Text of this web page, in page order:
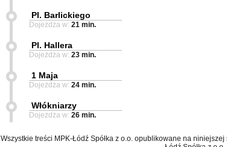
Pl. Barlickiego
Dojeżdża w: 21 min.
Pl. Hallera
Dojeżdża w: 23 min.
1 Maja
Dojeżdża w: 24 min.
Włókniarzy
Dojeżdża w: 26 min.
Wszystkie treści MPK-Łódź Spółka z o.o. opublikowane na